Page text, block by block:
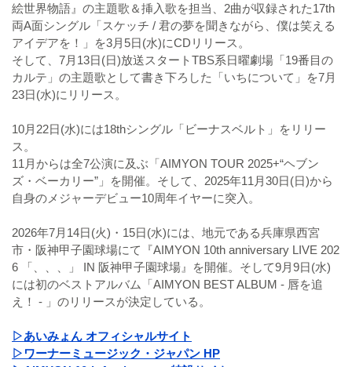
絵世界物語』の主題歌＆挿入歌を担当、2曲が収録された17th
両A面シングル「スケッチ / 君の夢を聞きながら、僕は笑える
アイデアを！」を3月5日(水)にCDリリース。
そして、7月13日(日)放送スタートTBS系日曜劇場「19番目の
カルテ」の主題歌として書き下ろした「いちについて」を7月
23日(水)にリリース。
10月22日(水)には18thシングル「ビーナスベルト」をリリー
ス。
11月からは全7公演に及ぶ「AIMYON TOUR 2025+“ヘブン
ズ・ベーカリー”」を開催。そして、2025年11月30日(日)から
自身のメジャーデビュー10周年イヤーに突入。
2026年7月14日(火)・15日(水)には、地元である兵庫県西宮
市・阪神甲子園球場にて『AIMYON 10th anniversary LIVE 202
6 「、、、」 IN 阪神甲子園球場』を開催。そして9月9日(水)
には初のベストアルバム「AIMYON BEST ALBUM - 唇を追
え！ - 」のリリースが決定している。
▷あいみょん オフィシャルサイト
▷ワーナーミュージック・ジャパン HP